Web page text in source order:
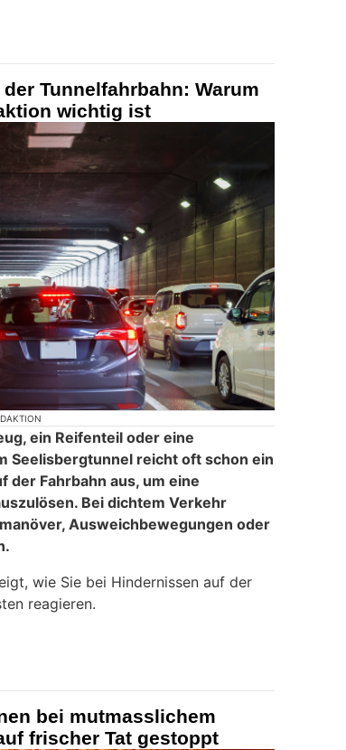
Tunnelfahrbahn: Warum
wichtig ist
ein Reifenteil oder eine
Seelisbergtunnel reicht oft schon ein
der Fahrbahn aus, um eine
Bei dichtem Verkehr
Ausweichbewegungen oder
wie Sie bei Hindernissen auf der
reagieren.
bei mutmasslichem
frischer Tat gestoppt